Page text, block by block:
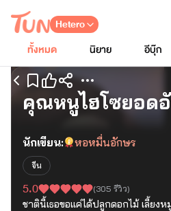
Hetero
ทั้งหมด
นิยาย อีบุ๊ก
เริ่มอ่านตอนแรก
คุณหนูไฮโซยอด
นักเขียน: หอหมื่นอักษร
จีน
5.0 (305 รีวิว)
ชาตินี้เธอขอแค่ได้ปลูกดอกไม้ เลี้ยง